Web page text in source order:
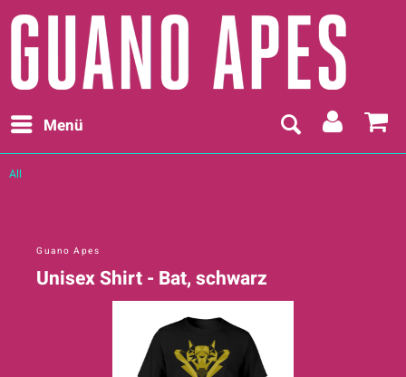
Menü
All
Guano Apes
Unisex Shirt - Bat, schwarz